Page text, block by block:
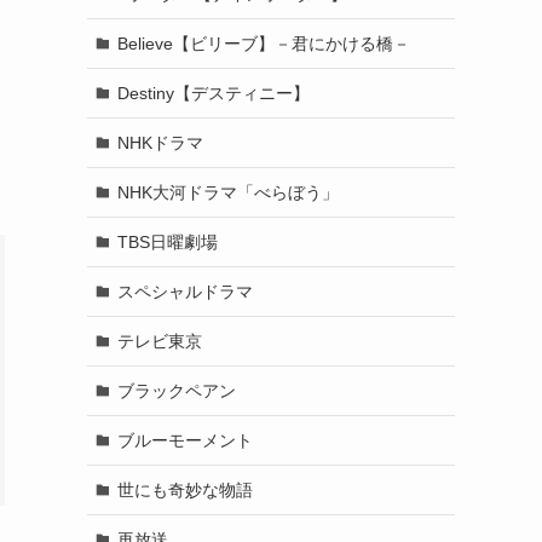
Believe【ビリーブ】－君にかける橋－
Destiny【デスティニー】
NHKドラマ
NHK大河ドラマ「べらぼう」
TBS日曜劇場
スペシャルドラマ
テレビ東京
ブラックペアン
ブルーモーメント
世にも奇妙な物語